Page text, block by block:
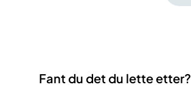
Fant du det du lette etter?